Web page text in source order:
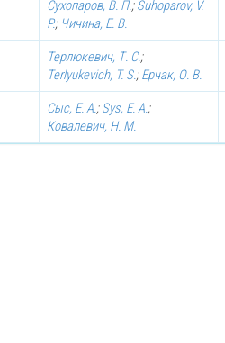
Сухопаров, В. П.;Suhoparov, V.
P.; Чичина, Е. В.
Терлюкевич, Т. С.;
Terlyukevich, T. S.;Ерчак, О. В.
Сыс, Е. А.;Sys, E. A.;
Ковалевич, Н. М.